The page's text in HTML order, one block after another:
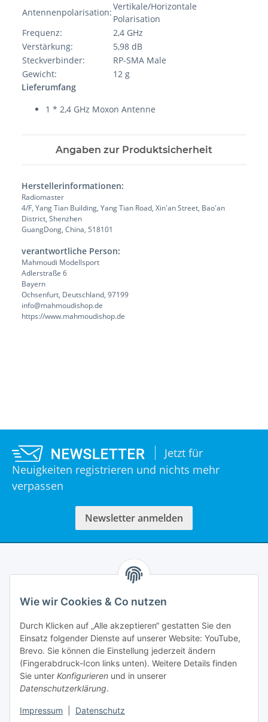
Antennenpolarisation:
Vertikale/Horizontale
Polarisation
Frequenz:
2,4 GHz
Verstärkung:
5,98 dB
Steckverbinder:
RP-SMA Male
Gewicht:
12 g
Lieferumfang
1 * 2,4 GHz Moxon Antenne
Angaben zur Produktsicherheit
Herstellerinformationen:
Radiomaster
4/F, Yang Tian Building, Yang Tian Road, Xin'an Street, Bao'an
District, Shenzhen
GuangDong, China, 518101
verantwortliche Person:
Mahmoudi Modellsport
Adlerstraße 6
Bayern
Ochsenfurt, Deutschland, 97199
info@mahmoudishop.de
https://www.mahmoudishop.de
Jetzt für
Neuigkeiten registrieren und nichts mehr
verpassen
Newsletter anmelden
Informationen
Mein Account
Adlerstraße 6
Wie wir Cookies & Co nutzen
Durch Klicken auf „Alle akzeptieren“ gestatten Sie den
Einsatz folgender Dienste auf unserer Website: YouTube,
Brevo. Sie können die Einstellung jederzeit ändern
(Fingerabdruck-Icon links unten). Weitere Details finden
Sie unter Konfigurieren und in unserer
Datenschutzerklärung.
Impressum Datenschutz